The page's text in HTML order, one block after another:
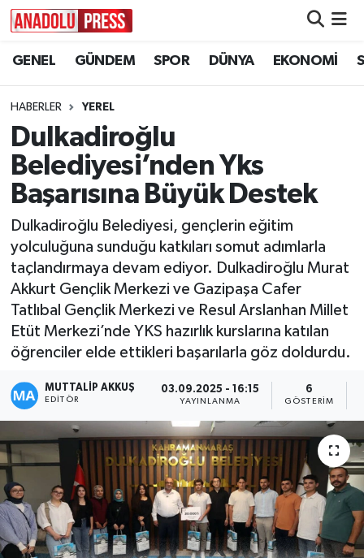
GENEL GÜNDEM SPOR DÜNYA EKONOMİ
HABERLER YEREL
Dulkadiroğlu
Belediyesi’nden Yks
Başarısına Büyük Destek
Dulkadiroğlu Belediyesi, gençlerin eğitim
yolculuğuna sunduğu katkıları somut adımlarla
taçlandırmaya devam ediyor. Dulkadiroğlu Murat
Akkurt Gençlik Merkezi ve Gazipaşa Cafer
Tatlıbal Gençlik Merkezi ve Resul Arslanhan Millet
Etüt Merkezi’nde YKS hazırlık kurslarına katılan
öğrenciler elde ettikleri başarılarla göz doldurdu.
MUTTALİP AKKUŞ
EDITÖR
03.09.2025 - 16:15
YAYINLANMA
6
GÖSTERIM
Nöbetçi Eczaneler
Hava Durumu
Namaz Vakitleri
Trafik Durumu
Süper Lig Puan Durumu ve Fikstür
Tüm Manşetler
Son Dakika Haberleri
Haber Arşivi